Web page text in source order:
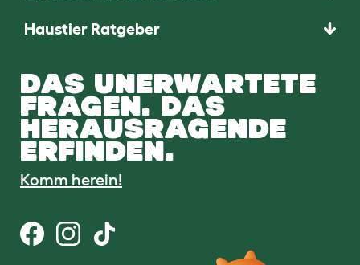
Haustier Ratgeber
DAS UNERWARTETE
FRAGEN. DAS
HERAUSRAGENDE
ERFINDEN.
Komm herein!